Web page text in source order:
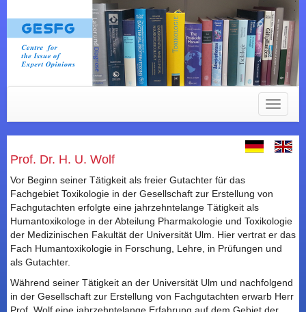
Toggle
Prof. Dr. H. U. Wolf
Vor Beginn seiner Tätigkeit als freier Gutachter für das
Fachgebiet Toxikologie in der Gesellschaft zur Erstellung von
Fachgutachten erfolgte eine jahrzehntelange Tätigkeit als
Humantoxikologe in der Abteilung Pharmakologie und Toxikologie
der Medizinischen Fakultät der Universität Ulm. Hier vertrat er das
Fach Humantoxikologie in Forschung, Lehre, in Prüfungen und
als Gutachter.
Während seiner Tätigkeit an der Universität Ulm und nachfolgend
in der Gesellschaft zur Erstellung von Fachgutachten erwarb Herr